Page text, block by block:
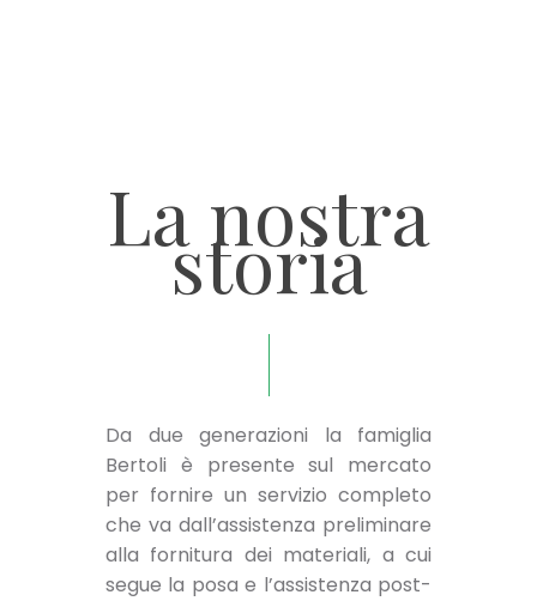
La nostra
storia
Da due generazioni la famiglia
Bertoli è presente sul mercato
per fornire un servizio completo
che va dall’assistenza preliminare
alla fornitura dei materiali, a cui
segue la posa e l’assistenza post-